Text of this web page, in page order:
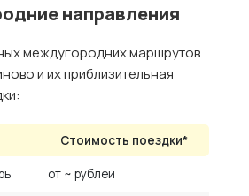
направления
междугородних маршрутов
и их приблизительная
Стоимость поездки*
от ~ рублей